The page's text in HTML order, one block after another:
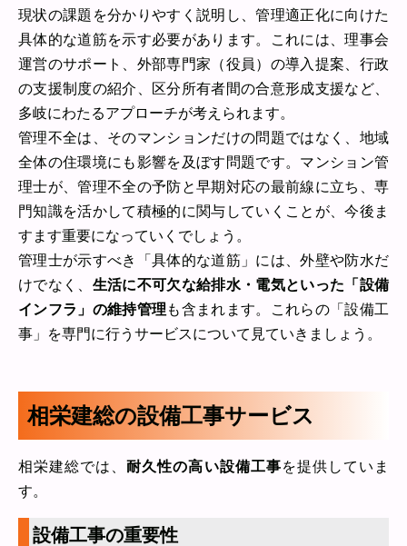
現状の課題を分かりやすく説明し、管理適正化に向けた
具体的な道筋を示す必要があります。これには、理事会
運営のサポート、外部専門家（役員）の導入提案、行政
の支援制度の紹介、区分所有者間の合意形成支援など、
多岐にわたるアプローチが考えられます。
管理不全は、そのマンションだけの問題ではなく、地域
全体の住環境にも影響を及ぼす問題です。マンション管
理士が、管理不全の予防と早期対応の最前線に立ち、専
門知識を活かして積極的に関与していくことが、今後ま
すます重要になっていくでしょう。
管理士が示すべき「具体的な道筋」には、外壁や防水だ
けでなく、 生活に不可欠な給排水・電気といった「設備
インフラ」の維持管理 も含まれます。これらの「設備工
事」を専門に行うサービスについて見ていきましょう。
相栄建総の設備工事サービス
相栄建総では、耐久性の高い設備工事を提供していま
す。
設備工事の重要性